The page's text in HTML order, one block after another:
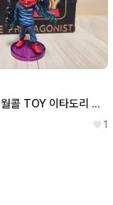
주술회전 레진 월콜 TOY 이타도리 유지 팝니다
1